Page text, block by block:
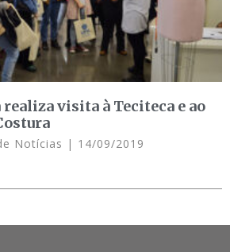
visita à Teciteca e ao
Notícias 14/09/2019